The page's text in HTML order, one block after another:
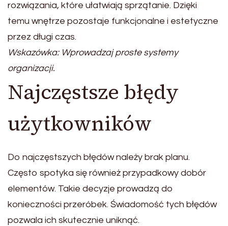
rozwiązania, które ułatwiają sprzątanie. Dzięki
temu wnętrze pozostaje funkcjonalne i estetyczne
przez długi czas.
Wskazówka: Wprowadzaj proste systemy
organizacji.
Najczęstsze błędy
użytkowników
Do najczęstszych błędów należy brak planu.
Często spotyka się również przypadkowy dobór
elementów. Takie decyzje prowadzą do
konieczności przeróbek. Świadomość tych błędów
pozwala ich skutecznie uniknąć.